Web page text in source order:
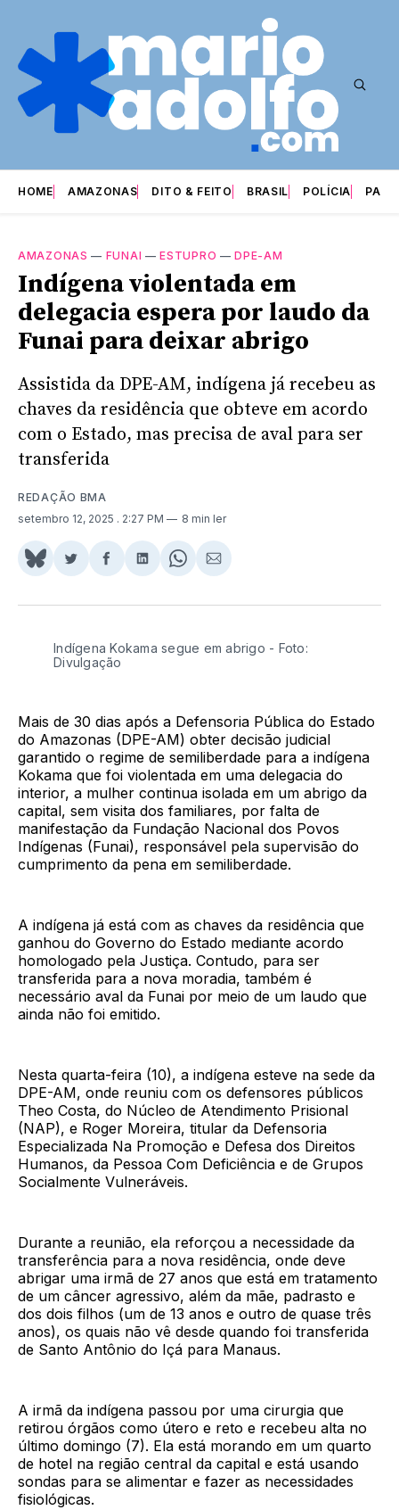
HOME AMAZONAS DITO & FEITO BRASIL POLÍCIA
AMAZONAS — FUNAI —ESTUPRO —DPE-AM
Indígena violentada em
delegacia espera por laudo da
Funai para deixar abrigo
Assistida da DPE-AM, indígena já recebeu as
chaves da residência que obteve em acordo
com o Estado, mas precisa de aval para ser
transferida
REDAÇÃO BMA
setembro 12, 2025 . 2:27 PM 8 min ler
Share
BlueSky
Compartilhar
Twitter
Compartilhar
Facebook
Compartilhar
LinkedIn
Share
WhatsApp
Compartilhar
Email
Indígena Kokama segue em abrigo - Foto:
Divulgação
Mais de 30 dias após a Defensoria Pública do Estado
do Amazonas (DPE-AM) obter decisão judicial
garantido o regime de semiliberdade para a indígena
Kokama que foi violentada em uma delegacia do
interior, a mulher continua isolada em um abrigo da
capital, sem visita dos familiares, por falta de
manifestação da Fundação Nacional dos Povos
Indígenas (Funai), responsável pela supervisão do
cumprimento da pena em semiliberdade.
A indígena já está com as chaves da residência que
ganhou do Governo do Estado mediante acordo
homologado pela Justiça. Contudo, para ser
transferida para a nova moradia, também é
necessário aval da Funai por meio de um laudo que
ainda não foi emitido.
Nesta quarta-feira (10), a indígena esteve na sede da
DPE-AM, onde reuniu com os defensores públicos
Theo Costa, do Núcleo de Atendimento Prisional
(NAP), e Roger Moreira, titular da Defensoria
Especializada Na Promoção e Defesa dos Direitos
Humanos, da Pessoa Com Deficiência e de Grupos
Socialmente Vulneráveis.
Durante a reunião, ela reforçou a necessidade da
transferência para a nova residência, onde deve
abrigar uma irmã de 27 anos que está em tratamento
de um câncer agressivo, além da mãe, padrasto e
dos dois filhos (um de 13 anos e outro de quase três
anos), os quais não vê desde quando foi transferida
de Santo Antônio do Içá para Manaus.
A irmã da indígena passou por uma cirurgia que
retirou órgãos como útero e reto e recebeu alta no
último domingo (7). Ela está morando em um quarto
de hotel na região central da capital e está usando
sondas para se alimentar e fazer as necessidades
fisiológicas.